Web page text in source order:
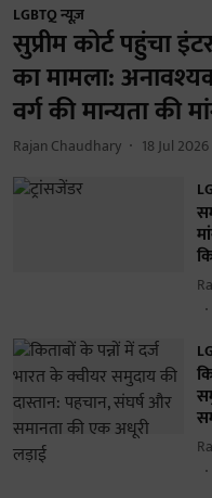
LGBTQ न्यूज़
सुप्रीम कोर्ट पहुंचा
का मामला:
वर्ग की मान्यता की
Rajan Chaudhary 18 Jul 2026